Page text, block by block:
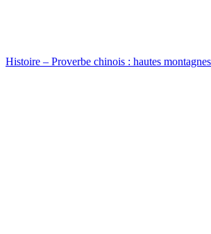
Histoire – Proverbe chinois : hautes